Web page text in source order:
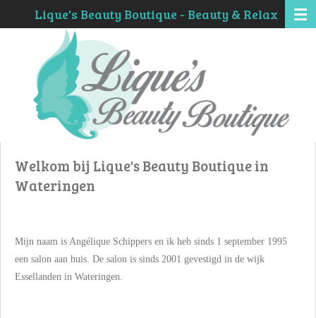
hoofdinhoud
Lique's Beauty Boutique - Beauty & Relax
Welkom bij Lique's Beauty Boutique in
Wateringen
Mijn naam is Angélique Schippers en ik heb sinds 1 september 1995
een salon aan huis. De salon is sinds 2001 gevestigd in de wijk
Essellanden in Wateringen.